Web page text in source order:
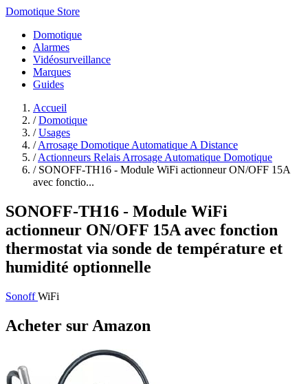
Domotique Store
Domotique
Alarmes
Vidéosurveillance
Marques
Guides
Accueil
/ Domotique
/ Usages
/ Arrosage Domotique Automatique A Distance
/ Actionneurs Relais Arrosage Automatique Domotique
/ SONOFF-TH16 - Module WiFi actionneur ON/OFF 15A
avec fonctio...
SONOFF-TH16 - Module WiFi
actionneur ON/OFF 15A avec fonction
thermostat via sonde de température et
humidité optionnelle
SonoffWiFi
Acheter sur Amazon